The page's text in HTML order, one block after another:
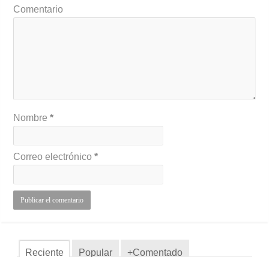
Comentario
Nombre*
Correo electrónico*
Reciente Popular +Comentado